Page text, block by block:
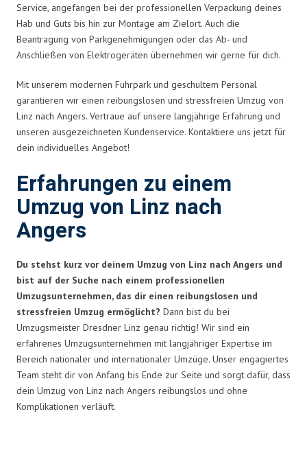
Service, angefangen bei der professionellen Verpackung deines
Hab und Guts bis hin zur Montage am Zielort. Auch die
Beantragung von Parkgenehmigungen oder das Ab- und
Anschließen von Elektrogeräten übernehmen wir gerne für dich.
Mit unserem modernen Fuhrpark und geschultem Personal
garantieren wir einen reibungslosen und stressfreien Umzug von
Linz nach Angers. Vertraue auf unsere langjährige Erfahrung und
unseren ausgezeichneten Kundenservice. Kontaktiere uns jetzt für
dein individuelles Angebot!
Erfahrungen zu einem
Umzug von Linz nach
Angers
Du stehst kurz vor deinem Umzug von Linz nach Angers und
bist auf der Suche nach einem professionellen
Umzugsunternehmen, das dir einen reibungslosen und
stressfreien Umzug ermöglicht? Dann bist du bei
Umzugsmeister Dresdner Linz genau richtig! Wir sind ein
erfahrenes Umzugsunternehmen mit langjähriger Expertise im
Bereich nationaler und internationaler Umzüge. Unser engagiertes
Team steht dir von Anfang bis Ende zur Seite und sorgt dafür, dass
dein Umzug von Linz nach Angers reibungslos und ohne
Komplikationen verläuft.